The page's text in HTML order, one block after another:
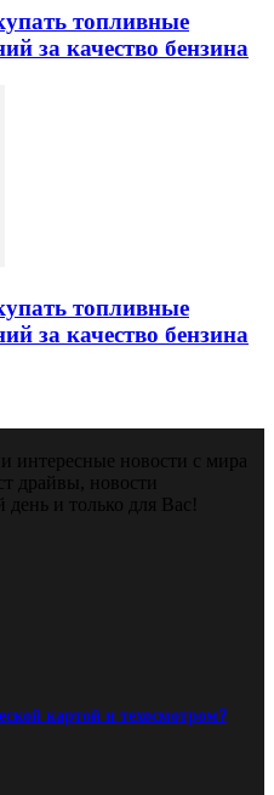
топливные
за качество бензина
топливные
за качество бензина
интересные новости с мира
драйвы, новости
и только для Вас!
картой и техосмотром?